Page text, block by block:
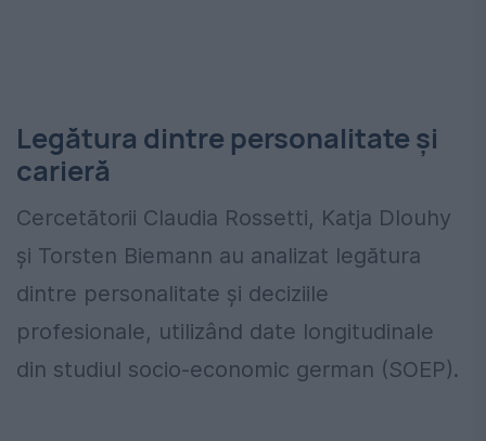
Legătura dintre personalitate și
carieră
Cercetătorii Claudia Rossetti, Katja Dlouhy
și Torsten Biemann au analizat legătura
dintre personalitate și deciziile
profesionale, utilizând date longitudinale
din studiul socio-economic german (SOEP).